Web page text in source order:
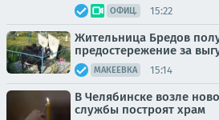
ОФИЦ. 15:22
Жительница Бредов
предостережение за
МАКЕЕВКА 15:14
В Челябинске возле
службы построят храм